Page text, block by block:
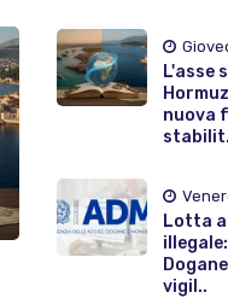
L'asse
nuova
Lotta
vigil..